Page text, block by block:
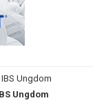
Ungdom